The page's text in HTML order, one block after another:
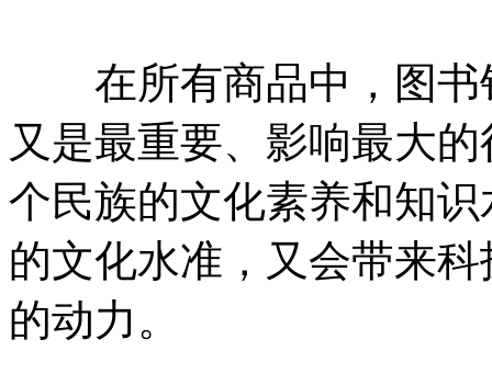
在所有商品中，图书
又是最重要、影响最大
个民族的文化素养和知
的文化水准，又会带来
的动力。